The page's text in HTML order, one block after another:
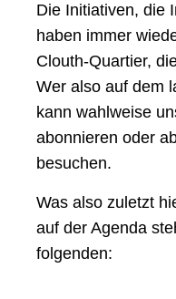
Die Initiativen, die
haben immer
Clouth-Quartier,
Wer also auf dem
kann wahlweise
abonnieren oder
besuchen.
Was also zuletzt
auf der Agenda
folgenden: